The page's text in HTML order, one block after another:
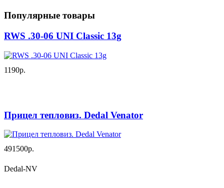
Популярные товары
RWS .30-06 UNI Classic 13g
1190р.
Прицел тепловиз. Dedal Venator
491500р.
Dedal-NV